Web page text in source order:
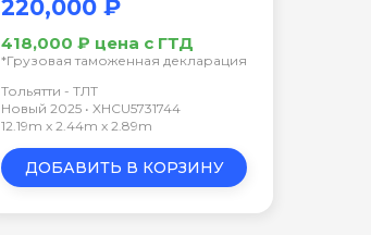
220,000 ₽
418,000 ₽ цена с ГТД
*Грузовая таможенная декларация
Тольятти - ТЛТ
Новый 2025 • XHCU5731744
12.19m x 2.44m x 2.89m
ДОБАВИТЬ В КОРЗИНУ